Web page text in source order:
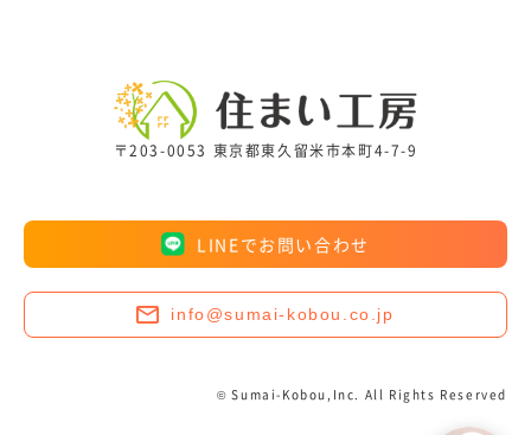
〒203-0053 東京都東久留米市本町4-7-9
LINEでお問い合わせ
info@sumai-kobou.co.jp
© Sumai-Kobou,Inc. All Rights Reserved